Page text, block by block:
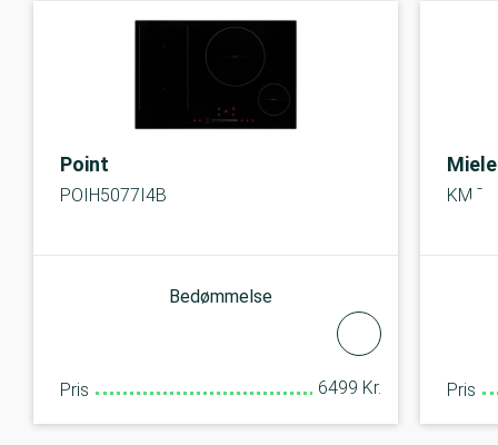
Point
POIH5077I4B
Bedømmelse
Pris 6499 Kr.
Miele
KM
Pris